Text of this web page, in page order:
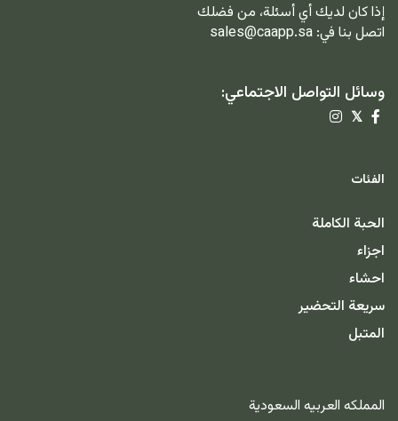
إذا كان لديك أي أسئلة، من فضلك
اتصل بنا في: sales@caapp.sa
وسائل التواصل الاجتماعي:
𝕏
الفئات
الحبة الكاملة
اجزاء
احشاء
سريعة التحضير
المتبل
المملكه العربيه السعودية